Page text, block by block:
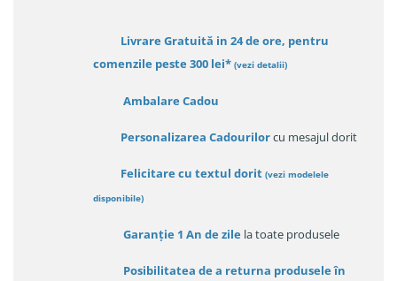
Livrare Gratuită in 24 de ore, pentru
comenzile peste 300 lei* (vezi detalii)
Ambalare Cadou
Personalizarea Cadourilorcu mesajul dorit
Felicitare cu textul dorit (vezi modelele
disponibile)
Garanție 1 An de zile la toate produsele
Posibilitatea de a returna produsele în